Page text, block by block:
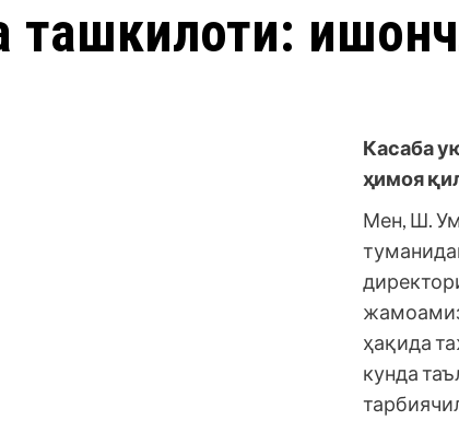
ташкилоти:
Касаба
ҳимоя
Мен, Ш.
ҳақида
кунда